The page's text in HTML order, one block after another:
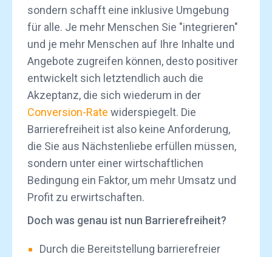
sondern schafft eine inklusive Umgebung
für alle. Je mehr Menschen Sie "integrieren"
und je mehr Menschen auf Ihre Inhalte und
Angebote zugreifen können, desto positiver
entwickelt sich letztendlich auch die
Akzeptanz, die sich wiederum in der
Conversion-Rate widerspiegelt. Die
Barrierefreiheit ist also keine Anforderung,
die Sie aus Nächstenliebe erfüllen müssen,
sondern unter einer wirtschaftlichen
Bedingung ein Faktor, um mehr Umsatz und
Profit zu erwirtschaften.
Doch was genau ist nun Barrierefreiheit?
Durch die Bereitstellung barrierefreier